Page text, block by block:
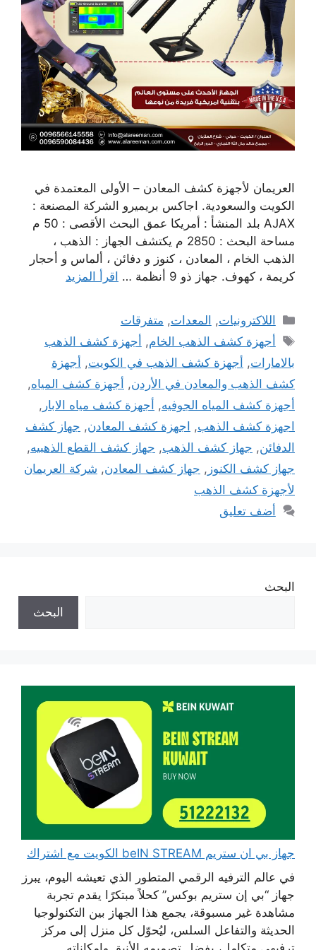
العريمان لأجهزة كشف المعادن – الأولى المعتمدة في
الكويت والسعودية. اجاكس بريميرو الشركة المصنعة :
AJAX بلد المنشأ : أمريكا عمق البحث الأقصى : 50 م
مساحة البحث : 2850 م يكتشف الجهاز : الذهب ،
الذهب الخام ، المعادن ، كنوز و دفائن ، ألماس و أحجار
كريمة ، كهوف. جهاز ذو 9 أنظمة …
اقرأ المزيد
التصنيفات
اللاكترونيات, المعدات, متفرقات
الوسوم
أجهزة كشف الذهب الخام, أجهزة كشف الذهب
بالامارات, أجهزة كشف الذهب في الكويت, أجهزة
كشف الذهب والمعادن في الأردن, أجهزة كشف المياه,
أجهزة كشف المياه الجوفيه, أجهزة كشف مياه الابار ,
اجهزة كشف الذهب, اجهزة كشف المعادن, جهاز كشف
الدفائن, جهاز كشف الذهب, جهاز كشف القطع الذهبيه,
جهاز كشف الكنوز , جهاز كشف المعادن, شركة العريمان
لأجهزة كشف الذهب
أضف تعليق
البحث
البحث
جهاز بي ان ستريم beIN STREAM الكويت مع اشتراك
في عالم الترفيه الرقمي المتطور الذي تعيشه اليوم، يبرز
جهاز “بي إن ستريم بوكس” كحلاً مبتكرًا يقدم تجربة
مشاهدة غير مسبوقة، يجمع هذا الجهاز بين التكنولوجيا
الحديثة والتفاعل السلس، ليُحوّل كل منزل إلى مركز